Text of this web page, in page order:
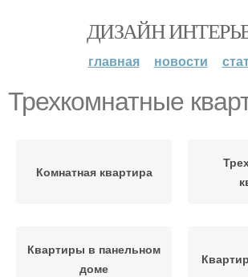
ДИЗАЙН
главная новости
Трехкомнатные
Комнатная квартира
Квартиры в панельном
доме